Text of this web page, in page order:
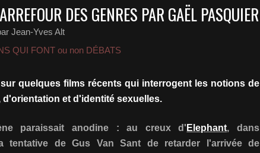
DES GENRES PAR GAËL PASQUIER
Jean-Yves Alt
QUI FONT ou non DÉBATS
sur quelques films récents qui interrogent les notions de
d'orientation et d'identité sexuelles.
paraissait anodine : au creux d' Elephant, dans
tentative de Gus Van Sant de retarder l'arrivée de